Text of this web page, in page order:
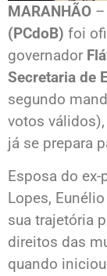
MARANHÃO
(PCdoB) foi
governador
Secretaria de
segundo
votos
já se prepara
Esposa do
Lopes,
sua trajetória
direitos das
quando